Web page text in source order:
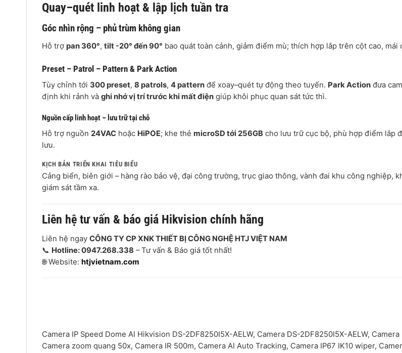
Quay–quét linh hoạt & lập lịch tuần tra
Góc nhìn rộng – phủ trùm không gian
Hỗ trợ pan 360°, tilt -20° đến 90° bao quát toàn cảnh, giảm điểm mù; thích hợp lắp trên cột cao, mái
Preset – Patrol – Pattern & Park Action
Tùy chỉnh tới 300 preset, 8 patrols, 4 pattern để xoay–quét tự động theo tuyến. Park Action đưa
định khi rảnh và ghi nhớ vị trí trước khi mất điện giúp khôi phục quan sát tức thì.
Nguồn cấp linh hoạt – lưu trữ tại chỗ
Hỗ trợ nguồn 24VAC hoặc HiPOE; khe thẻ microSD tới 256GB cho lưu trữ cục bộ, phù hợp điểm lắp
lưu.
KỊCH BẢN TRIỂN KHAI TIÊU BIỂU
Cảng biển, biên giới – hàng rào bảo vệ, đại công trường, trục giao thông, vành đai khu công nghiệp,
giám sát tầm xa.
Liên hệ tư vấn & báo giá Hikvision chính hãng
Liên hệ ngay CÔNG TY CP XNK THIẾT BỊ CÔNG NGHỆ HTJ VIỆT NAM
📞 Hotline: 0947.268.338 – Tư vấn & Báo giá tốt nhất!
🌐 Website: htjvietnam.com
Camera IP Speed Dome AI Hikvision DS-2DF8250I5X-AELW, Camera DS-2DF8250I5X-AELW,
Camera zoom quang 50x, Camera IR 500m, Camera AI Auto Tracking, Camera IP67 IK10 wiper,